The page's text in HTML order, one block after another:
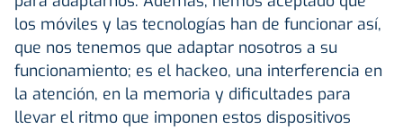
los móviles y las tecnologías han de funcionar así,
que nos tenemos que adaptar nosotros a su
funcionamiento; es el hackeo, una interferencia en
la atención, en la memoria y dificultades para
llevar el ritmo que imponen estos dispositivos